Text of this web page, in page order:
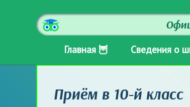
Главная 🦉 Сведения о
Приём в 10-й класс